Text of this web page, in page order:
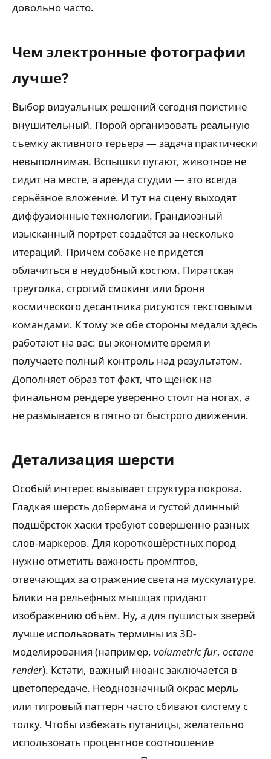
довольно часто.
Чем электронные фотографии
лучше?
Выбор визуальных решений сегодня поистине
внушительный. Порой организовать реальную
съёмку активного терьера — задача практически
невыполнимая. Вспышки пугают, животное не
сидит на месте, а аренда студии — это всегда
серьёзное вложение. И тут на сцену выходят
диффузионные технологии. Грандиозный
изысканный портрет создаётся за несколько
итераций. Причём собаке не придётся
облачиться в неудобный костюм. Пиратская
треуголка, строгий смокинг или броня
космического десантника рисуются текстовыми
командами. К тому же обе стороны медали здесь
работают на вас: вы экономите время и
получаете полный контроль над результатом.
Дополняет образ тот факт, что щенок на
финальном рендере уверенно стоит на ногах, а
не размывается в пятно от быстрого движения.
Детализация шерсти
Особый интерес вызывает структура покрова.
Гладкая шерсть добермана и густой длинный
подшёрсток хаски требуют совершенно разных
слов-маркеров. Для короткошёрстных пород
нужно отметить важность промптов,
отвечающих за отражение света на мускулатуре.
Блики на рельефных мышцах придают
изображению объём. Ну, а для пушистых зверей
лучше использовать термины из 3D-
моделирования (например, volumetric fur, octane
render). Кстати, важный нюанс заключается в
цветопередаче. Неоднозначный окрас мерль
или тигровый паттерн часто сбивают систему с
толку. Чтобы избежать путаницы, желательно
использовать процентное соотношение